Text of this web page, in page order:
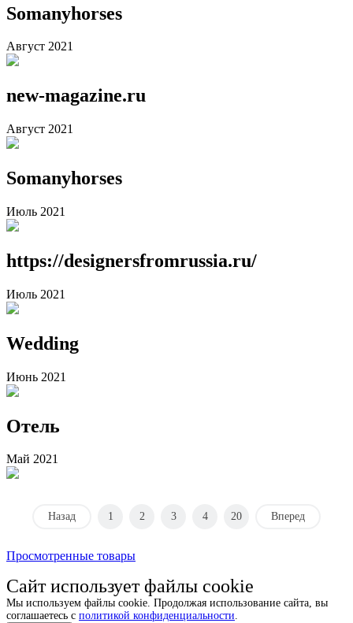
Somanyhorses
Август 2021
new-magazine.ru
Август 2021
Somanyhorses
Июль 2021
https://designersfromrussia.ru/
Июль 2021
Wedding
Июнь 2021
Отель
Май 2021
Назад 1 2 3 4 20 Вперед
Просмотренные товары
Сайт использует файлы cookie
Мы используем файлы cookie. Продолжая использование сайта, вы
соглашаетесь с политикой конфиденциальности.